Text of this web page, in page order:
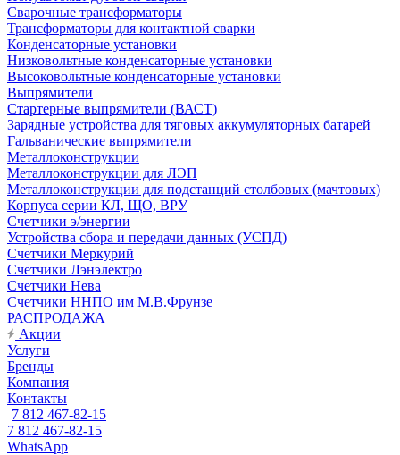
Сварочные трансформаторы
Трансформаторы для контактной сварки
Конденсаторные установки
Низковольтные конденсаторные установки
Высоковольтные конденсаторные установки
Выпрямители
Стартерные выпрямители (ВАСТ)
Зарядные устройства для тяговых аккумуляторных батарей
Гальванические выпрямители
Металлоконструкции
Металлоконструкции для ЛЭП
Металлоконструкции для подстанций столбовых (мачтовых)
Корпуса серии КЛ, ЩО, ВРУ
Счетчики э/энергии
Устройства сбора и передачи данных (УСПД)
Счетчики Меркурий
Счетчики Лэнэлектро
Счетчики Нева
Счетчики ННПО им М.В.Фрунзе
РАСПРОДАЖА
Акции
Услуги
Бренды
Компания
Контакты
7 812 467-82-15
7 812 467-82-15
WhatsApp